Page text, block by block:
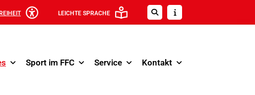
LEICHTE SPRACHE
Sport im FFC Service Kontakt